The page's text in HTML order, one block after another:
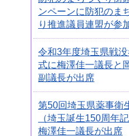
ンペーンに防犯のま
り推進議員連盟が参
令和3年度埼玉県戦
式に梅澤佳一議長と
副議長が出席
第50回埼玉県薬事衛
（埼玉誕生150周年
梅澤佳一議長が出席